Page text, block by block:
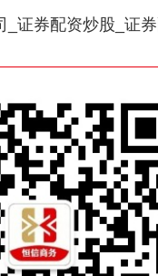
_证券配资炒股_证